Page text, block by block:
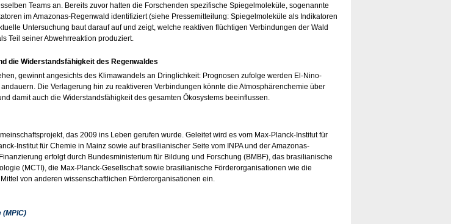
Teams an. Bereits zuvor hatten die Forschenden spezifische Spiegelmoleküle, sogenannte
im Amazonas-Regenwald identifiziert (siehe Pressemitteilung: Spiegelmoleküle als Indikatoren
Untersuchung baut darauf auf und zeigt, welche reaktiven flüchtigen Verbindungen der Wald
Teil seiner Abwehrreaktion produziert.
die Widerstandsfähigkeit des Regenwaldes
gewinnt angesichts des Klimawandels an Dringlichkeit: Prognosen zufolge werden El-Nino-
Die Verlagerung hin zu reaktiveren Verbindungen könnte die Atmosphärenchemie über
damit auch die Widerstandsfähigkeit des gesamten Ökosystems beeinflussen.
das 2009 ins Leben gerufen wurde. Geleitet wird es vom Max-Planck-Institut für
Institut für Chemie in Mainz sowie auf brasilianischer Seite vom INPA und der Amazonas-
erfolgt durch Bundesministerium für Bildung und Forschung (BMBF), das brasilianische
(MCTI), die Max-Planck-Gesellschaft sowie brasilianische Förderorganisationen wie die
von anderen wissenschaftlichen Förderorganisationen ein.
(MPIC)